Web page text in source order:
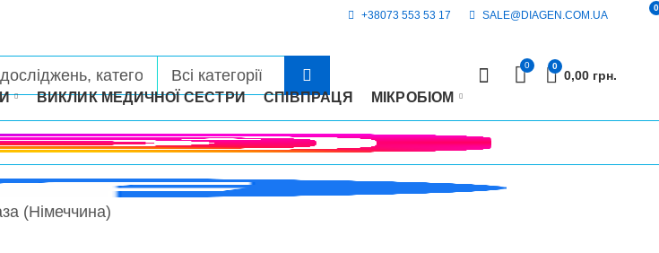
+38073 553 53 17 SALE@DIAGEN.COM.UA
0 0
0,00 грн.
ВИКЛИК МЕДИЧНОЇ СЕСТРИ СПІВПРАЦЯ МІКРОБІОМ
(Німеччина)
0